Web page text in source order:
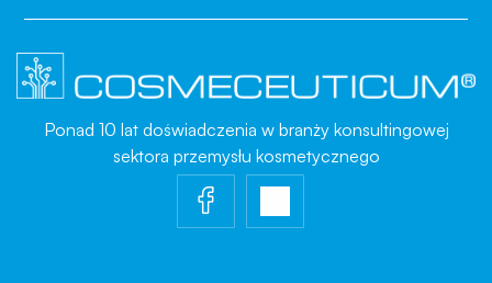
Ponad 10 lat doświadczenia w branży konsultingowej
sektora przemysłu kosmetycznego